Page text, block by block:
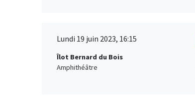
Lundi 19 juin 2023, 16:15
Îlot Bernard du Bois
Amphithéâtre